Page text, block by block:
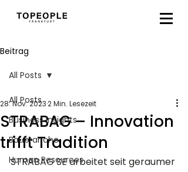
Beitrag
All Posts
Business Insights
Baubranche
Human Resources
All Posts
STRABAG – Innovation
trifft Tradition
28. Nov. 20232 Min. Lesezeit
STRABAG SE arbeitet seit geraumer